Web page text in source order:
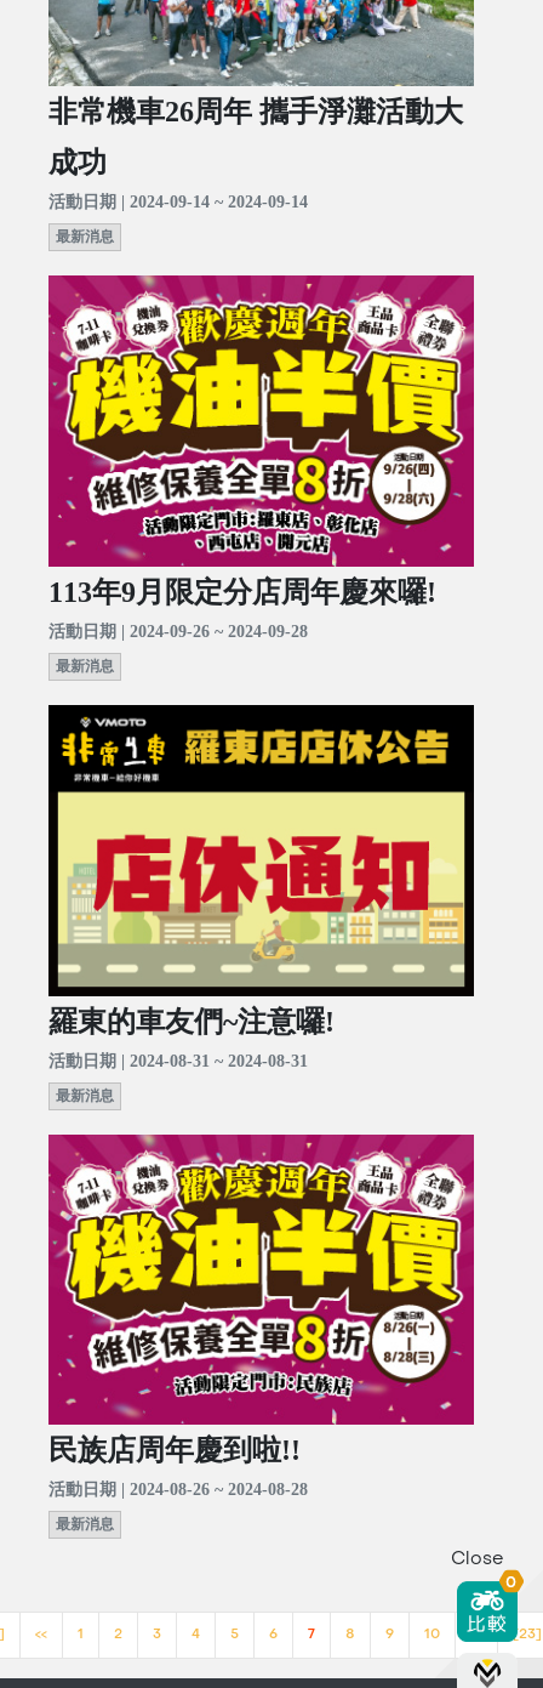
非常機車26周年 攜手淨灘活動大
成功
活動日期 | 2024-09-14 ~ 2024-09-14
最新消息
113年9月限定分店周年慶來囉!
活動日期 | 2024-09-26 ~ 2024-09-28
最新消息
羅東的車友們~注意囉!
活動日期 | 2024-08-31 ~ 2024-08-31
最新消息
民族店周年慶到啦!!
活動日期 | 2024-08-26 ~ 2024-08-28
最新消息
<< 1 2 3 4 5 6 7 8 9 10 >> [23]
Close
0